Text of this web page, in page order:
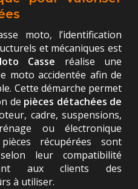
moto, l’identification
et mécaniques est
Casse réalise une
moto accidentée afin de
Cette démarche permet
de pièces détachées de
cadre, suspensions,
ou électronique
récupérées sont
leur compatibilité
aux clients des
à utiliser.